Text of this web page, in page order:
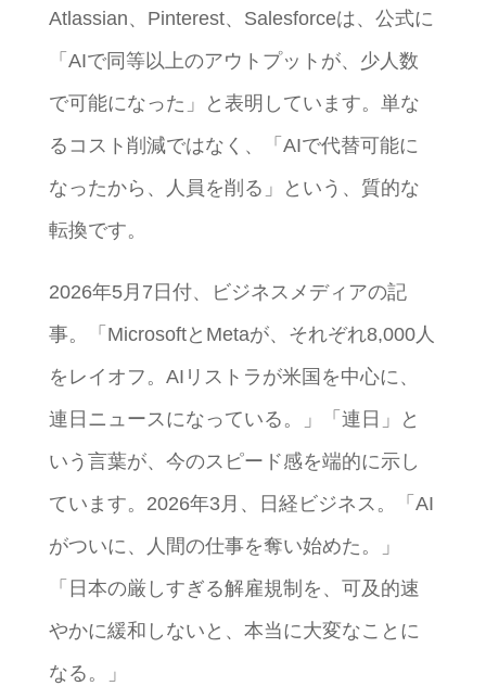
Atlassian、Pinterest、Salesforceは、公式に
「AIで同等以上のアウトプットが、少人数
で可能になった」と表明しています。単な
るコスト削減ではなく、「AIで代替可能に
なったから、人員を削る」という、質的な
転換です。
2026年5月7日付、ビジネスメディアの記
事。「MicrosoftとMetaが、それぞれ8,000人
をレイオフ。AIリストラが米国を中心に、
連日ニュースになっている。」「連日」と
いう言葉が、今のスピード感を端的に示し
ています。2026年3月、日経ビジネス。「AI
がついに、人間の仕事を奪い始めた。」
「日本の厳しすぎる解雇規制を、可及的速
やかに緩和しないと、本当に大変なことに
なる。」